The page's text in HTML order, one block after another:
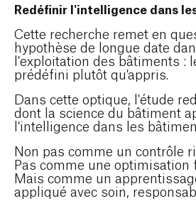
Redéfinir l'intelligence dans
Cette recherche remet en
hypothèse de longue date
l'exploitation des bâtiments :
prédéfini plutôt qu'appris.
Dans cette optique, l'étude
dont la science du bâtiment
l'intelligence dans les
Non pas comme un contrôle
Pas comme une optimisation
Mais comme un
appliqué avec soin,